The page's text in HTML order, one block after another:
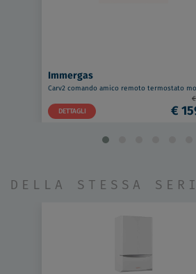
Immergas
DETTAGLI €
DELLA STESSA